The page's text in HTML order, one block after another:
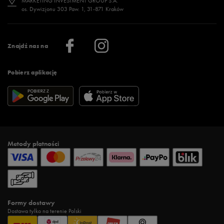
Znajdź nas na
Pobierz aplikację
Regulamin sklepu 50 style
Regulamin aplikacji 50 style
Więcej regulaminów >
Więcej >
Klub 50 style
Praca
Informacje o firmie
os. Dywizjonu 303 Paw. 1, 31-871 Kraków
Metody płatności
Formy dostawy
Dostawa tylko na terenie Polski